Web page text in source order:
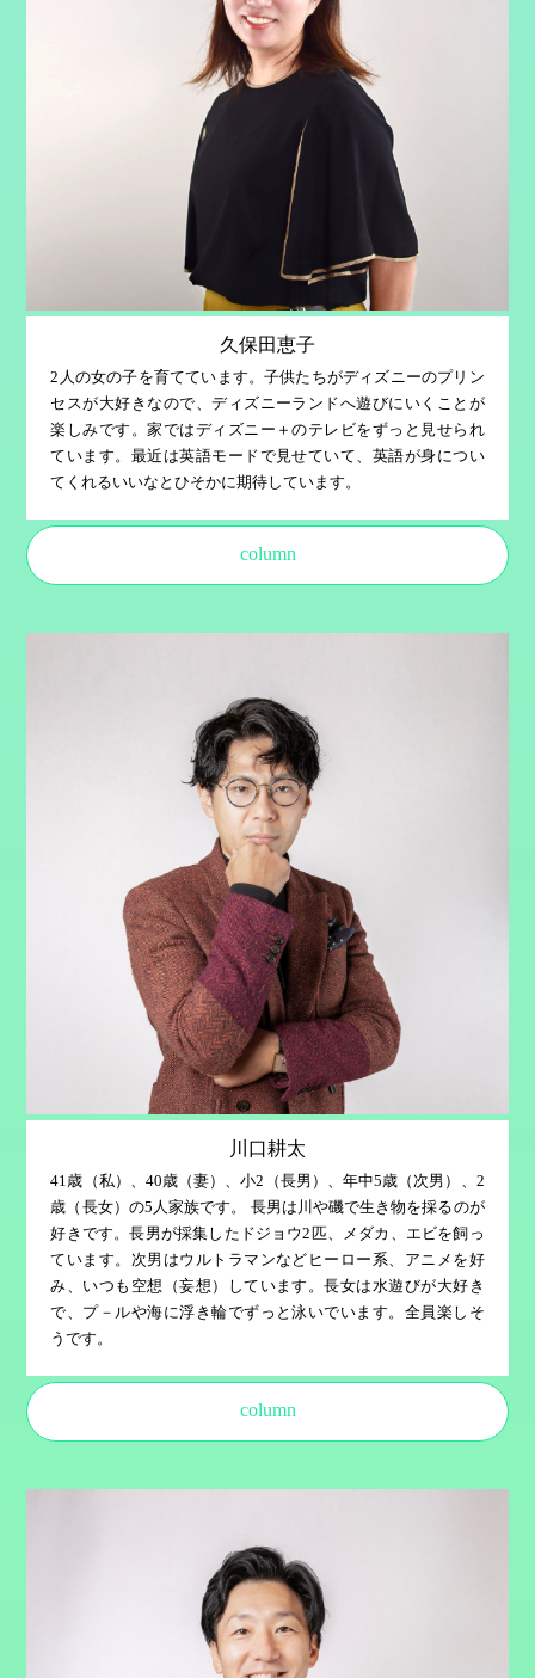
久保田恵子
2人の女の子を育てています。子供たちがディズニーのプリン
セスが大好きなので、ディズニーランドへ遊びにいくことが
楽しみです。家ではディズニー＋のテレビをずっと見せられ
ています。最近は英語モードで見せていて、英語が身につい
てくれるいいなとひそかに期待しています。
column
川口耕太
41歳（私）、40歳（妻）、小2（長男）、年中5歳（次男）、2
歳（長女）の5人家族です。 長男は川や磯で生き物を採るのが
好きです。長男が採集したドジョウ2匹、メダカ、エビを飼っ
ています。次男はウルトラマンなどヒーロー系、アニメを好
み、いつも空想（妄想）しています。長女は水遊びが大好き
で、プ－ルや海に浮き輪でずっと泳いでいます。全員楽しそ
うです。
column